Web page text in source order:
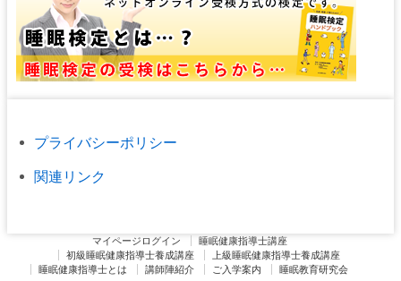
プライバシーポリシー
関連リンク
マイページログイン
睡眠健康指導士講座
初級睡眠健康指導士養成講座
上級睡眠健康指導士養成講座
睡眠健康指導士とは
講師陣紹介 ご入学案内 睡眠教育研究会